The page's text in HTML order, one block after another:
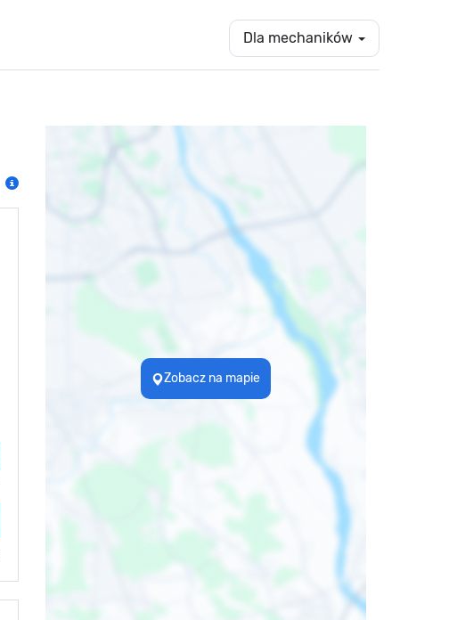
Dla mechaników
Zobacz na mapie